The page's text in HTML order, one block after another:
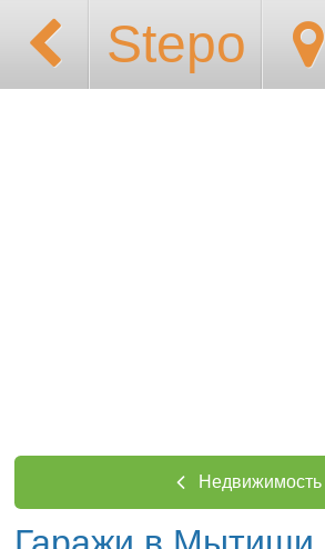
Stepo
Недвижимость